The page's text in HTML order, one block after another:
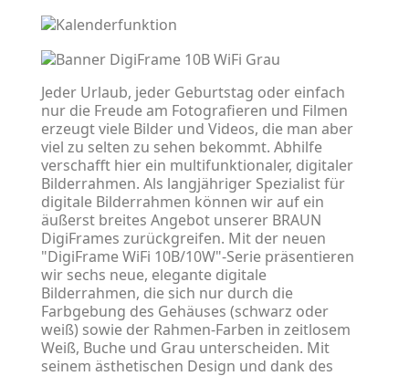
Jeder Urlaub, jeder Geburtstag oder einfach
nur die Freude am Fotografieren und Filmen
erzeugt viele Bilder und Videos, die man aber
viel zu selten zu sehen bekommt. Abhilfe
verschafft hier ein multifunktionaler, digitaler
Bilderrahmen. Als langjähriger Spezialist für
digitale Bilderrahmen können wir auf ein
äußerst breites Angebot unserer BRAUN
DigiFrames zurückgreifen. Mit der neuen
"DigiFrame WiFi 10B/10W"-Serie präsentieren
wir sechs neue, elegante digitale
Bilderrahmen, die sich nur durch die
Farbgebung des Gehäuses (schwarz oder
weiß) sowie der Rahmen-Farben in zeitlosem
Weiß, Buche und Grau unterscheiden. Mit
seinem ästhetischen Design und dank des